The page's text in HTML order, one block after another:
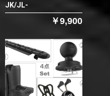
JK/JL-
￥9,900